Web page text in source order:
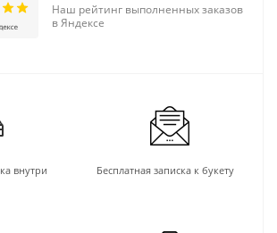
Наш рейтинг выполненных заказов
в Яндексе
внутри
Бесплатная записка к букету